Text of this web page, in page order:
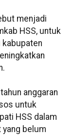
menjadi
HSS, untuk
kabupaten
anggaran
untuk
HSS dalam
belum